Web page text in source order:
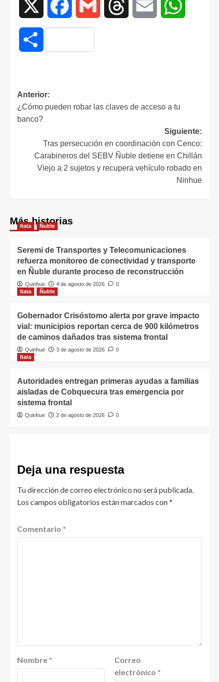
Facebook Gmail Threads Email
Compartir
Anterior:
¿Cómo pueden robar las claves de acceso a tu
banco?
Siguiente:
Tras persecución en coordinación con Cenco:
Carabineros del SEBV Ñuble detiene en Chillán
Viejo a 2 sujetos y recupera vehículo robado en
Ninhue
Más historias
Itata Ñuble
Seremi de Transportes y Telecomunicaciones
refuerza monitoreo de conectividad y transporte
en Ñuble durante proceso de reconstrucción
Quirihue 4 de agosto de 2026
0
Itata
Ñuble
Gobernador Crisóstomo alerta por grave impacto
vial: municipios reportan cerca de 900 kilómetros
de caminos dañados tras sistema frontal
Quirihue 3 de agosto de 2026
0
Itata
Autoridades entregan primeras ayudas a familias
aisladas de Cobquecura tras emergencia por
sistema frontal
Quirihue 2 de agosto de 2026 0
Deja una respuesta
Tu dirección de correo electrónico no será publicada.
Los campos obligatorios están marcados con*
Comentario *
Nombre *
Correo
electrónico *